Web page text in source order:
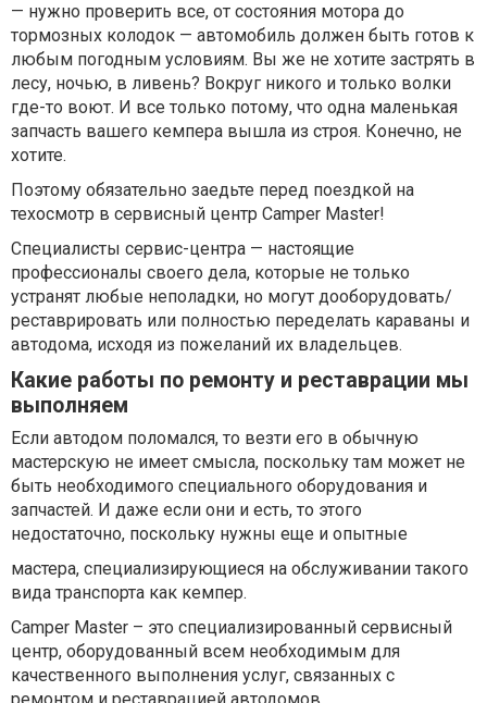
— нужно проверить все, от состояния мотора до
тормозных колодок — автомобиль должен быть готов к
любым погодным условиям. Вы же не хотите застрять в
лесу, ночью, в ливень? Вокруг никого и только волки
где-то воют. И все только потому, что одна маленькая
запчасть вашего кемпера вышла из строя. Конечно, не
хотите.
Поэтому обязательно заедьте перед поездкой на
техосмотр в сервисный центр Camper Master!
Специалисты сервис-центра — настоящие
профессионалы своего дела, которые не только
устранят любые неполадки, но могут дооборудовать/
реставрировать или полностью переделать караваны и
автодома, исходя из пожеланий их владельцев.
Какие работы по ремонту и реставрации мы
выполняем
Если автодом поломался, то везти его в обычную
мастерскую не имеет смысла, поскольку там может не
быть необходимого специального оборудования и
запчастей. И даже если они и есть, то этого
недостаточно, поскольку нужны еще и опытные
мастера, специализирующиеся на обслуживании такого
вида транспорта как кемпер.
Camper Master – это специализированный сервисный
центр, оборудованный всем необходимым для
качественного выполнения услуг, связанных с